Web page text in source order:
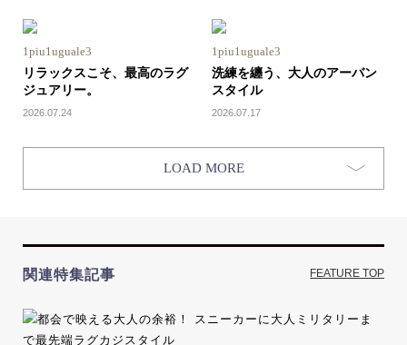
1piu1uguale3
リラックスこそ、最高のラグ
ジュアリー。
2026.07.24
1piu1uguale3
洗練を纏う、大人のアーバン
スタイル
2026.07.17
LOAD MORE
関連特集記事 FEATURE TOP